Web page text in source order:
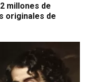
millones de
originales de